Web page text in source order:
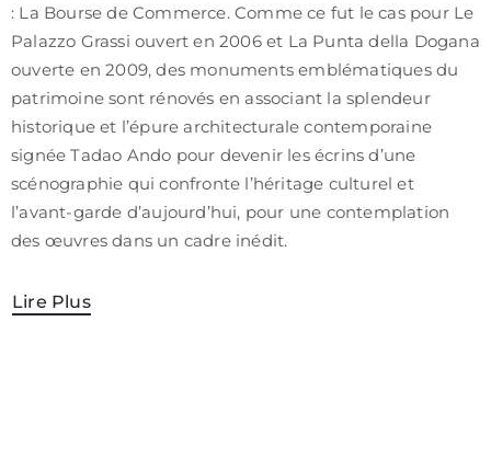
CGV
: La Bourse de Commerce. Comme ce fut le cas pour Le
Palazzo Grassi ouvert en 2006 et La Punta della Dogana
ouverte en 2009, des monuments emblématiques du
patrimoine sont rénovés en associant la splendeur
historique et l’épure architecturale contemporaine
signée Tadao Ando pour devenir les écrins d’une
scénographie qui confronte l’héritage culturel et
l’avant-garde d’aujourd’hui, pour une contemplation
des œuvres dans un cadre inédit.
Lire Plus